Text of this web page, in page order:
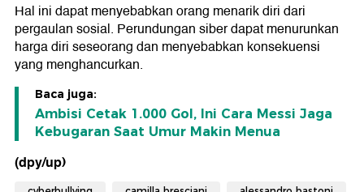
Hal ini dapat menyebabkan orang menarik diri dari
pergaulan sosial. Perundungan siber dapat menurunkan
harga diri seseorang dan menyebabkan konsekuensi
yang menghancurkan.
Baca juga:
Ambisi Cetak 1.000 Gol, Ini Cara Messi Jaga
Kebugaran Saat Umur Makin Menua
(dpy/up)